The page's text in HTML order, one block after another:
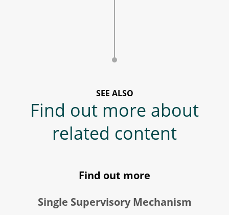
SEE ALSO
Find out more about
related content
Find out more
Single Supervisory Mechanism